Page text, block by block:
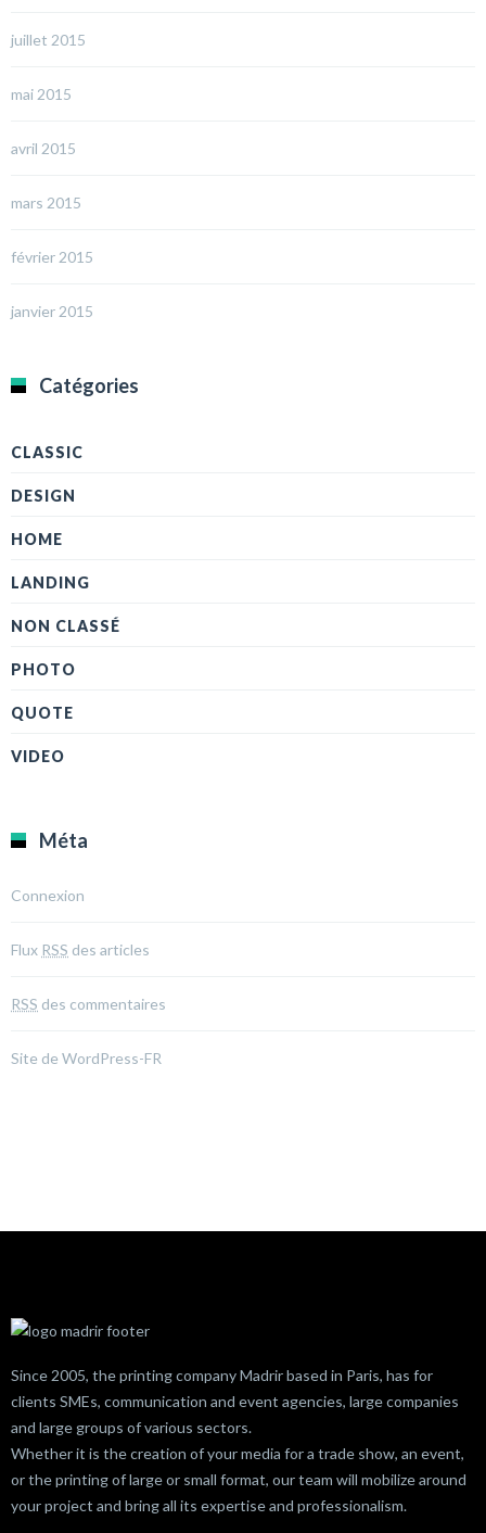
juillet 2015
mai 2015
avril 2015
mars 2015
février 2015
janvier 2015
Catégories
CLASSIC
DESIGN
HOME
LANDING
NON CLASSÉ
PHOTO
QUOTE
VIDEO
Méta
Connexion
Flux RSS des articles
RSS des commentaires
Site de WordPress-FR
Since 2005, the printing company Madrir based in Paris, has for
clients SMEs, communication and event agencies, large companies
and large groups of various sectors.
Whether it is the creation of your media for a trade show, an event,
or the printing of large or small format, our team will mobilize around
your project and bring all its expertise and professionalism.